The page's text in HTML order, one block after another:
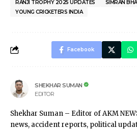
RANJI TROPHY 2025 UPDATES
SIMRAN
YOUNG CRICKETERS INDIA
Facebook
SHEKHAR SUMAN
EDITOR
Shekhar Suman – Editor of AKM
news, accident reports, political